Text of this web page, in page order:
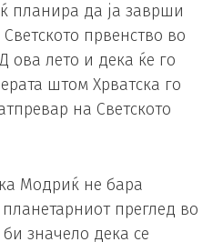
планира да ја заврши
првенство во
ова лето и дека ќе го
штом Хрватска го
на Светското
Модриќ не бара
преглед во
значело дека се